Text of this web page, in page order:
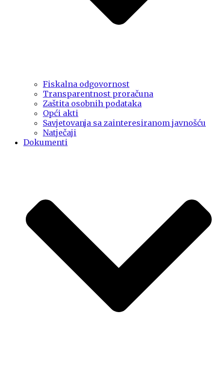
Fiskalna odgovornost
Transparentnost proračuna
Zaštita osobnih podataka
Opći akti
Savjetovanja sa zainteresiranom javnošću
Natječaji
Dokumenti